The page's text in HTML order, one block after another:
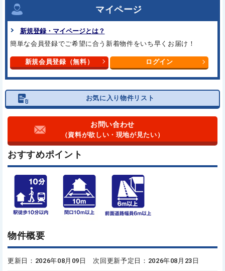
マイページ
新規登録・マイページとは？
簡単な会員登録でご希望に合う 新着物件をいち早くお届け！
新規会員登録（無料） ログイン
お気に入り物件リスト
お問い合わせ
（資料が欲しい・現地が見たい）
おすすめポイント
物件概要
更新日：2026年08月09日 次回更新予定日：2026年08月23日